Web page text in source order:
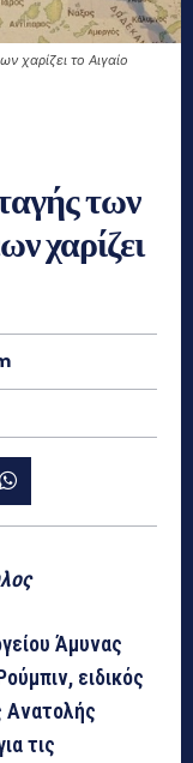
χαρίζει το Αιγαίο
των
χαρίζει
Άμυνας
ειδικός
τις